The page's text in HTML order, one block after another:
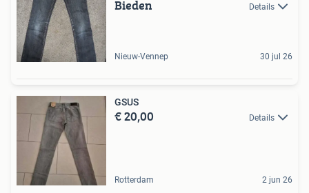
Bieden Details
Nieuw-Vennep 30 jul 26
GSUS
€ 20,00 Details
Rotterdam 2 jun 26